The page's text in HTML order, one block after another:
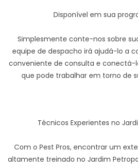
Disponível em sua
Simplesmente conte-nos sobre
equipe de despacho irá ajudá-lo a
conveniente de consulta e conectá-
que pode trabalhar em torno de
Técnicos Experientes no
Com o Pest Pros, encontrar um
altamente treinado no Jardim